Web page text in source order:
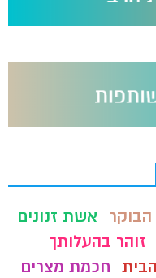
אשת זנונים
זוהר בהעלותך
חכמת מצרים